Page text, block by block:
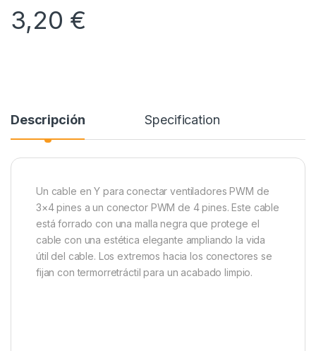
3,20 €
Descripción Specification
Un cable en Y para conectar ventiladores PWM de
3×4 pines a un conector PWM de 4 pines. Este cable
está forrado con una malla negra que protege el
cable con una estética elegante ampliando la vida
útil del cable. Los extremos hacia los conectores se
fijan con termorretráctil para un acabado limpio.